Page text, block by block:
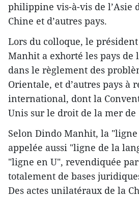
philippine ​vis-à-vis de l’Asie
Chine et d’autres pays.
Lors du colloque, le
Manhit a exhorté les pays de
dans le règlement des
Orientale, et d’autres pays à
international, dont la
Unis sur le droit de la mer de
Selon Dindo Manhit, la
appelée aussi "ligne de la
"ligne en U", revendiquée
totalement de bases
Des actes unilatéra​ux de la